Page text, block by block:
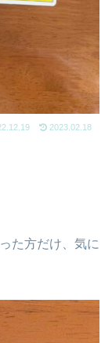
2023.02.18
た方だけ、気に